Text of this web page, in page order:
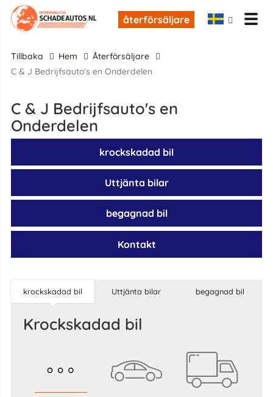
återförsäljare
tillbaka Hem
återförsäljare
C & J Bedrijfsauto's en Onderdelen
C & J Bedrijfsauto's en
Onderdelen
krockskadad bil
Uttjänta bilar
begagnad bil
Kontakt
krockskadad bil Uttjänta bilar begagnad bil
krockskadad bil